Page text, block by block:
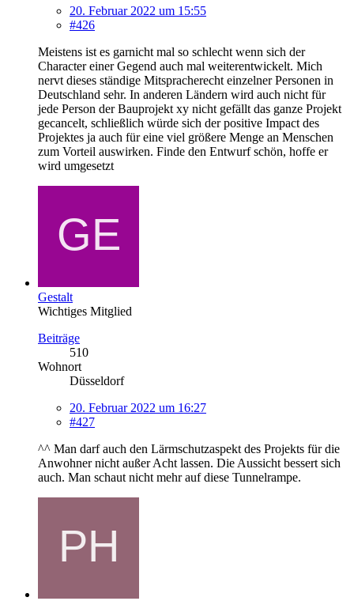
20. Februar 2022 um 15:55
#426
Meistens ist es garnicht mal so schlecht wenn sich der
Character einer Gegend auch mal weiterentwickelt. Mich
nervt dieses ständige Mitspracherecht einzelner Personen in
Deutschland sehr. In anderen Ländern wird auch nicht für
jede Person der Bauprojekt xy nicht gefällt das ganze Projekt
gecancelt, schließlich würde sich der positive Impact des
Projektes ja auch für eine viel größere Menge an Menschen
zum Vorteil auswirken. Finde den Entwurf schön, hoffe er
wird umgesetzt
Gestalt
Wichtiges Mitglied
Beiträge
510
Wohnort
Düsseldorf
20. Februar 2022 um 16:27
#427
^^ Man darf auch den Lärmschutzaspekt des Projekts für die
Anwohner nicht außer Acht lassen. Die Aussicht bessert sich
auch. Man schaut nicht mehr auf diese Tunnelrampe.